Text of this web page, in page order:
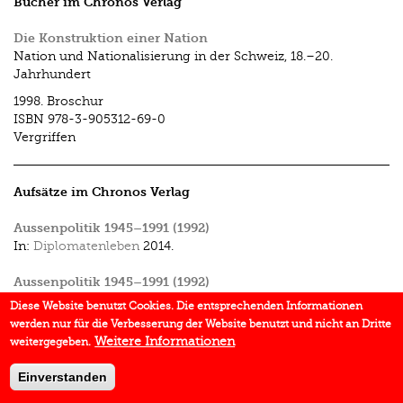
Die Konstruktion einer Nation
Nation und Nationalisierung in der Schweiz, 18.–20.
Jahrhundert
1998. Broschur
ISBN 978-3-905312-69-0
Vergriffen
Aufsätze im Chronos Verlag
Aussenpolitik 1945–1991 (1992)
In: Diplomatenleben 2014.
Aussenpolitik 1945–1991 (1992)
2013.
Religion, Staat und Gesellschaft in der Schweiz
Suisse 2004.
Diese Website benutzt Cookies. Die entsprechenden Informationen
werden nur für die Verbesserung der Website benutzt und nicht an Dritte
weitergegeben. Weitere Informationen
Einverstanden